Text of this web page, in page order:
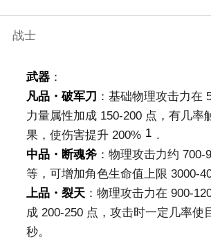
战士
武器：
凡品・破军刀 ：基础物理攻击力在
力量属性加成 150-200 点，有几率
果，使伤害提升 200% 1 .
中品・断魂斧：物理攻击力约 700-
等，可增加角色生命值上限 3000-
上品・裂天：物理攻击力在 900-
成 200-250 点，攻击时一定几率使
秒。